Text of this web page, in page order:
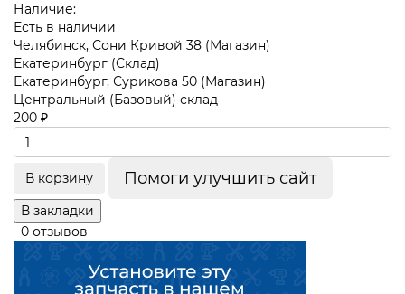
Наличие:
Есть в наличии
Челябинск, Сони Кривой 38 (Магазин)
Екатеринбург (Склад)
Екатеринбург, Сурикова 50 (Магазин)
Центральный (Базовый) склад
200 ₽
В корзину Помоги улучшить сайт
В закладки
0 отзывов